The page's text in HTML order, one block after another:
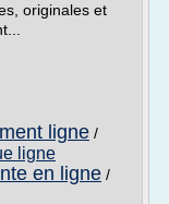
originales et
ligne /
ligne
en ligne /